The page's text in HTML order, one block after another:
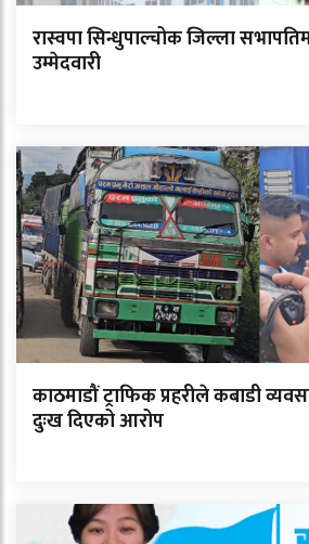
रास्वपा सिन्धुपाल्चोक जिल्ला
उम्मेदवारी
काठमाडौं ट्राफिक प्रहरीले कबाडी
दुःख दिएको आरोप